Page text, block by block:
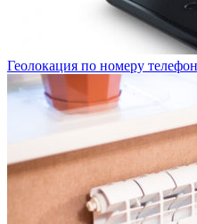
Геолокация по номеру